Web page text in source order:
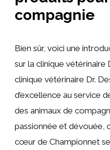
compagnie
Bien sûr, voici une
sur la clinique vétérinaire
clinique vétérinaire Dr.
d’excellence au service
des animaux de
passionnée et dévouée,
cœur de Championnet se